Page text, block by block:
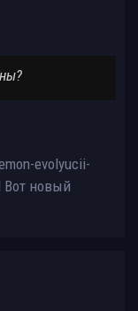
evolyucii-
Вот новый